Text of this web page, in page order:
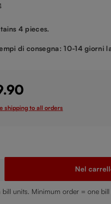
4 pieces.
di consegna: 10-14 giorni
shipping to all orders
inserisci la quantità
Nel
bill units. Minimum order = one bill